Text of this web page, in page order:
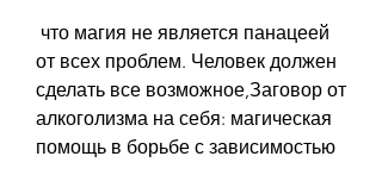
от всех проблем. Человек должен
сделать все возможное,Заговор от
алкоголизма на себя: магическая
помощь в борьбе с зависимостью